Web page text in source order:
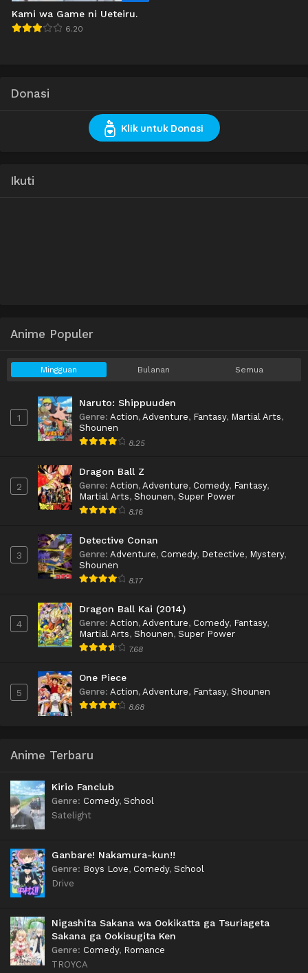
Kami wa Game ni Ueteiru.
6.20
Donasi
Klik untuk Donasi
Ikuti
Anime Populer
Mingguan Bulanan Semua
1
Naruto: Shippuuden
Genre: Action, Adventure, Fantasy, Martial Arts,
Shounen
8.25
2
Dragon Ball Z
Genre: Action, Adventure, Comedy, Fantasy,
Martial Arts, Shounen, Super Power
8.16
3
Detective Conan
Genre: Adventure, Comedy, Detective, Mystery,
Shounen
8.17
4
Dragon Ball Kai (2014)
Genre: Action, Adventure, Comedy, Fantasy,
Martial Arts, Shounen, Super Power
7.68
5
One Piece
Genre: Action, Adventure, Fantasy, Shounen
8.68
Anime Terbaru
Kirio Fanclub
Genre: Comedy, School
Satelight
Ganbare! Nakamura-kun!!
Genre: Boys Love, Comedy, School
Drive
Nigashita Sakana wa Ookikatta ga Tsuriageta
Sakana ga Ookisugita Ken
Genre: Comedy, Romance
TROYCA